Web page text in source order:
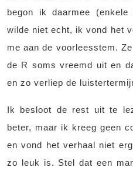
begon ik daarmee
wilde niet echt, ik vond het
me aan de voorleesstem.
de R soms vreemd uit en
en zo verliep de
Ik besloot de rest uit te
beter, maar ik kreeg geen
en vond het verhaal niet
zo leuk is. Stel dat een